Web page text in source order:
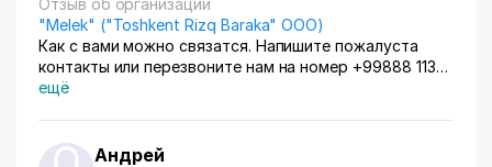
Отзыв об организации
"Melek" ("Toshkent Rizq Baraka" ООО)
Как с вами можно связатся. Напишите пожалуста
контакты или перезвоните нам на номер +99888 113
23 74.
ещё
Андрей